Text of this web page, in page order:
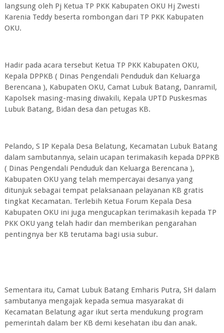
langsung oleh Pj Ketua TP PKK Kabupaten OKU Hj Zwesti
Karenia Teddy beserta rombongan dari TP PKK Kabupaten
OKU.
Hadir pada acara tersebut Ketua TP PKK Kabupaten OKU,
Kepala DPPKB ( Dinas Pengendali Penduduk dan Keluarga
Berencana ), Kabupaten OKU, Camat Lubuk Batang, Danramil,
Kapolsek masing-masing diwakili, Kepala UPTD Puskesmas
Lubuk Batang, Bidan desa dan petugas KB.
Pelando, S IP Kepala Desa Belatung, Kecamatan Lubuk Batang
dalam sambutannya, selain ucapan terimakasih kepada DPPKB
( Dinas Pengendali Penduduk dan Keluarga Berencana ),
Kabupaten OKU yang telah mempercayai desanya yang
ditunjuk sebagai tempat pelaksanaan pelayanan KB gratis
tingkat Kecamatan. Terlebih Ketua Forum Kepala Desa
Kabupaten OKU ini juga mengucapkan terimakasih kepada TP
PKK OKU yang telah hadir dan memberikan pengarahan
pentingnya ber KB terutama bagi usia subur.
Sementara itu, Camat Lubuk Batang Emharis Putra, SH dalam
sambutanya mengajak kepada semua masyarakat di
Kecamatan Belatung agar ikut serta mendukung program
pemerintah dalam ber KB demi kesehatan ibu dan anak.